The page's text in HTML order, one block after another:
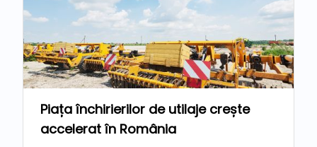
Piața închirierilor de utilaje crește
accelerat în România